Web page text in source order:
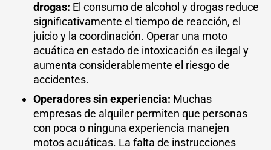
drogas: El consumo de alcohol y drogas reduce
significativamente el tiempo de reacción, el
juicio y la coordinación. Operar una moto
acuática en estado de intoxicación es ilegal y
aumenta considerablemente el riesgo de
accidentes.
Operadores sin experiencia: Muchas
empresas de alquiler permiten que personas
con poca o ninguna experiencia manejen
motos acuáticas. La falta de instrucciones